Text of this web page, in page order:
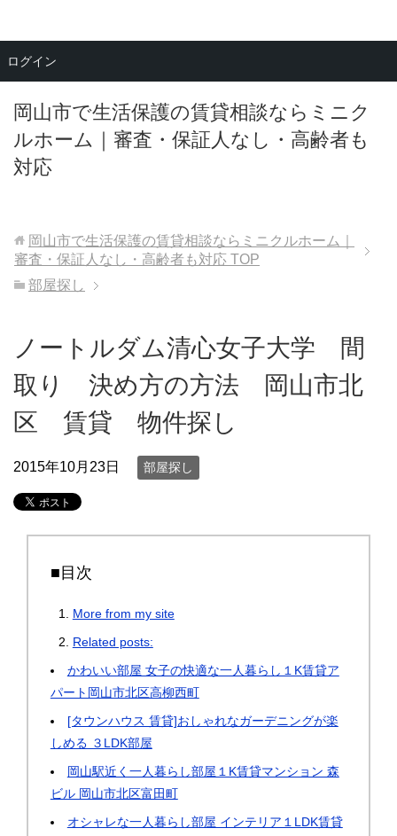
岡山市で生活保護の賃貸相談ならミニク
ルホーム｜審査・保証人なし・高齢者も
対応
メニュー
岡山市で生活保護の賃貸相談ならミニクルホーム｜
審査・保証人なし・高齢者も対応 TOP
部屋探し
ノートルダム清心女子大学 間
取り 決め方の方法 岡山市北
区 賃貸 物件探し
2015年10月23日 部屋探し
■目次
More from my site
Related posts:
かわいい部屋 女子の快適な一人暮らし１K賃貸ア
パート岡山市北区高柳西町
[タウンハウス 賃貸]おしゃれなガーデニングが楽
しめる ３LDK部屋
岡山駅近く一人暮らし部屋１K賃貸マンション 森
ビル 岡山市北区富田町
オシャレな一人暮らし部屋 インテリア１LDK賃貸
ログイン